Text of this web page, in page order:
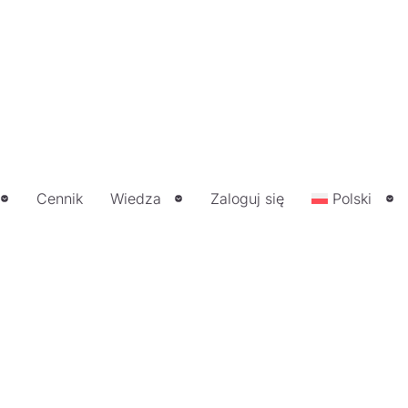
Cennik Wiedza Zaloguj się Polski